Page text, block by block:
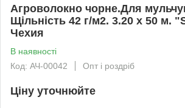
Агроволокно чорне.Для
Щільність 42 г/м2. 3.20 х 50 м.
Чехия
В наявності
Код: АЧ-00042
Опт і роздріб
Ціну уточнюйте